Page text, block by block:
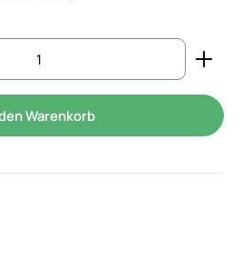
den gewünschten Wert
Warenkorb